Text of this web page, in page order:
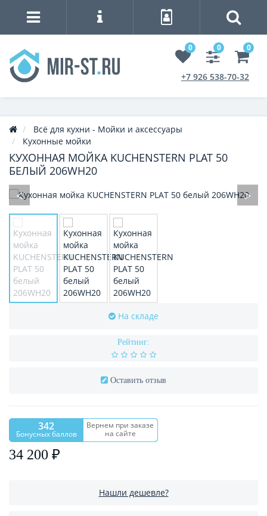
0 0 0
+7 926 538-70-32
Всё для кухни - Мойки и аксессуары
Кухонные мойки
КУХОННАЯ МОЙКА KUCHENSTERN PLAT 50
БЕЛЫЙ 206WH20
На складе
Рейтинг:
Оставить отзыв
342
Бонусных баллов
Вернем при заказе
на сайте
34 200 ₽
Нашли дешевле?